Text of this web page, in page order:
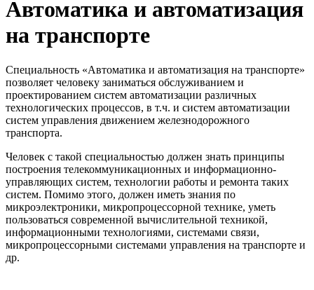
Автоматика и автоматизация
на транспорте
Специальность «Автоматика и автоматизация на транспорте»
позволяет человеку заниматься обслуживанием и
проектированием систем автоматизации различных
технологических процессов, в т.ч. и систем автоматизации
систем управления движением железнодорожного
транспорта.
Человек с такой специальностью должен знать принципы
построения телекоммуникационных и информационно-
управляющих систем, технологии работы и ремонта таких
систем. Помимо этого, должен иметь знания по
микроэлектроники, микропроцессорной технике, уметь
пользоваться современной вычислительной техникой,
информационными технологиями, системами связи,
микропроцессорными системами управления на транспорте и
др.